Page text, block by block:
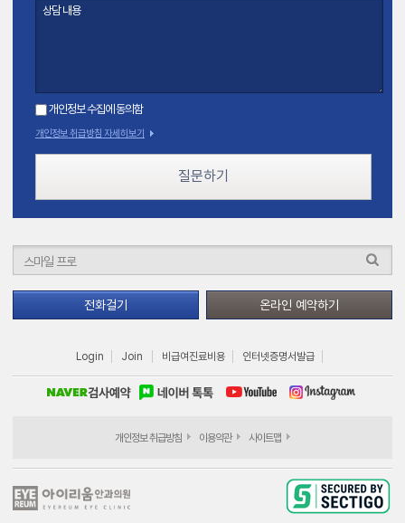
개인정보 수집에 동의함
개인정보 취급방침 자세히보기
질문하기
전화걸기 온라인 예약하기
Login Join 비급여진료비용 인터넷증명서발급
개인정보 취급방침 이용약관 사이트맵